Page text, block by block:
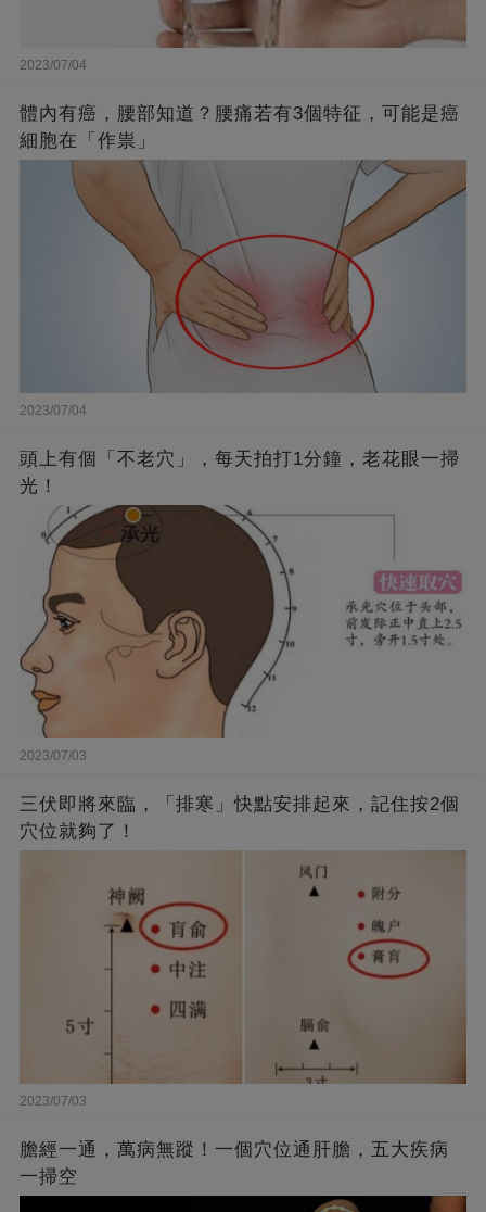
2023/07/04
體內有癌，腰部知道？腰痛若有3個特征，可能是癌
細胞在「作祟」
2023/07/04
頭上有個「不老穴」，每天拍打1分鐘，老花眼一掃
光！
2023/07/03
三伏即將來臨，「排寒」快點安排起來，記住按2個
穴位就夠了！
2023/07/03
膽經一通，萬病無蹤！一個穴位通肝膽，五大疾病
一掃空